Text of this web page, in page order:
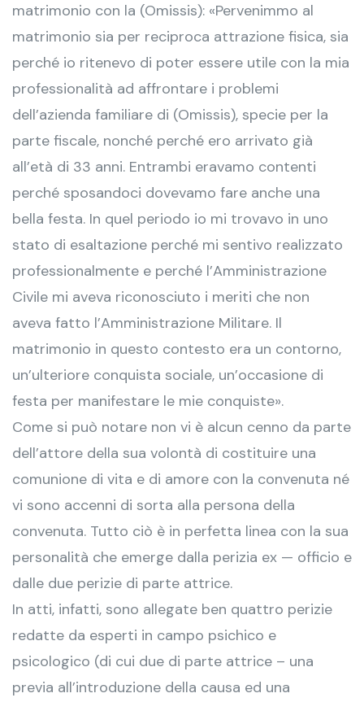
matrimonio con la (Omissis): «Pervenimmo al
matrimonio sia per reciproca attrazione fisica, sia
perché io ritenevo di poter essere utile con la mia
professionalità ad affrontare i problemi
dell’azienda familiare di (Omissis), specie per la
parte fiscale, nonché perché ero arrivato già
all’età di 33 anni. Entrambi eravamo contenti
perché sposandoci dovevamo fare anche una
bella festa. In quel periodo io mi trovavo in uno
stato di esaltazione perché mi sentivo realizzato
professionalmente e perché l’Amministrazione
Civile mi aveva riconosciuto i meriti che non
aveva fatto l’Amministrazione Militare. Il
matrimonio in questo contesto era un contorno,
un’ulteriore conquista sociale, un’occasione di
festa per manifestare le mie conquiste».
Come si può notare non vi è alcun cenno da parte
dell’attore della sua volontà di costituire una
comunione di vita e di amore con la convenuta né
vi sono accenni di sorta alla persona della
convenuta. Tutto ciò è in perfetta linea con la sua
personalità che emerge dalla perizia ex — officio e
dalle due perizie di parte attrice.
In atti, infatti, sono allegate ben quattro perizie
redatte da esperti in campo psichico e
psicologico (di cui due di parte attrice – una
previa all’introduzione della causa ed una